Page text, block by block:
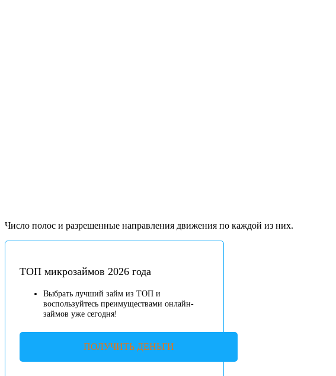
Число полос и разрешенные направления движения по каждой из них.
ТОП микрозаймов 2026 года
Выбрать лучший займ из ТОП и
воспользуйтесь преимуществами онлайн-
займов уже сегодня!
ПОЛУЧИТЬ ДЕНЬГИ